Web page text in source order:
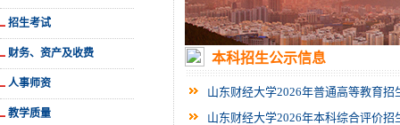
招生考试
财务、资产及收费
人事师资
教学质量
本科招生公示信息
山东财经大学2026年普通高等教育招
山东财经大学2026年本科综合评价招